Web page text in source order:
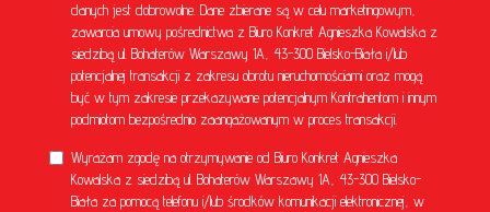
danych jest dobrowolne. Dane zbierane są w celu marketingowym,
zawarcia umowy pośrednictwa z Biuro Konkret Agnieszka Kowalska z
siedzibą ul. Bohaterów Warszawy 1A, 43-300 Bielsko-Biała i/lub
potencjalnej transakcji z zakresu obrotu nieruchomościami oraz mogą
być w tym zakresie przekazywane potencjalnym Kontrahentom i innym
podmiotom bezpośrednio zaangażowanym w proces transakcji.
Wyrażam zgodę na otrzymywanie od Biuro Konkret Agnieszka
Kowalska z siedzibą ul. Bohaterów Warszawy 1A, 43-300 Bielsko-
Biała za pomocą telefonu i/lub środków komunikacji elektronicznej, w